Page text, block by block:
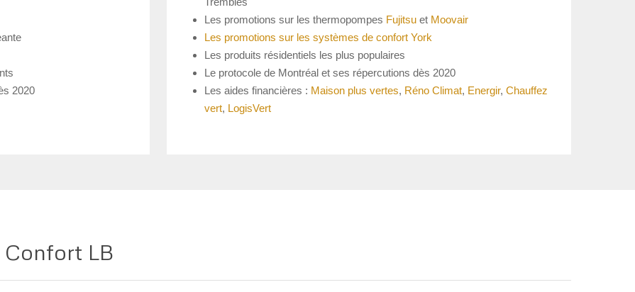
2020
Les promotions sur les thermopompes Fujitsu et Moovair
Les promotions sur les systèmes de confort York
Les produits résidentiels les plus populaires
Le protocole de Montréal et ses répercutions dès 2020
Les aides financières : Maison plus vertes, Réno Climat, Energir,Chauffez
vert, LogisVert
LB